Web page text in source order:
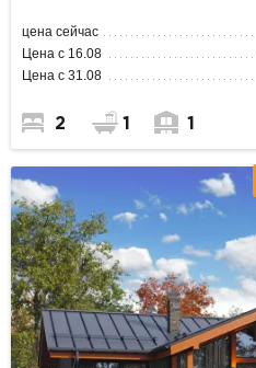
цена сейчас
Цена с 16.08
Цена с 31.08
2 1 1